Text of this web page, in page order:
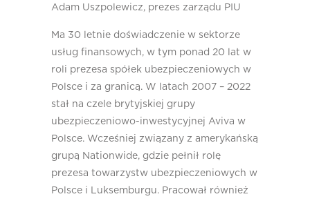
Adam Uszpolewicz, prezes zarządu PIU
Ma 30 letnie doświadczenie w sektorze
usług finansowych, w tym ponad 20 lat w
roli prezesa spółek ubezpieczeniowych w
Polsce i za granicą. W latach 2007 – 2022
stał na czele brytyjskiej grupy
ubezpieczeniowo-inwestycyjnej Aviva w
Polsce. Wcześniej związany z amerykańską
grupą Nationwide, gdzie pełnił rolę
prezesa towarzystw ubezpieczeniowych w
Polsce i Luksemburgu. Pracował również